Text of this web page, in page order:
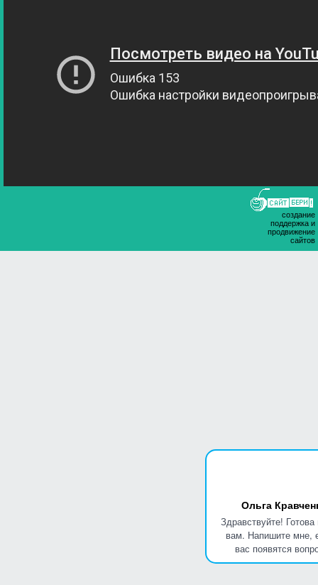
Ольга
Здравствуйте!
вам. Напишите мне,
вас появятся
создание
поддержка и
продвижение
сайтов